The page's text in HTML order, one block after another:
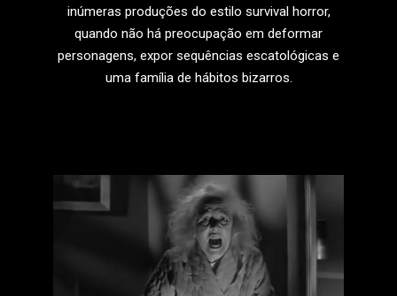
inúmeras produções do estilo survival horror,
quando não há preocupação em deformar
personagens, expor sequências escatológicas e
uma família de hábitos bizarros.